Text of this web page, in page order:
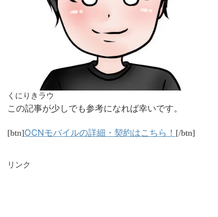
くにりきラウ
この記事が少しでも参考になれば幸いです。
[btn]OCNモバイルの詳細・契約はこちら！ [/btn]
リンク